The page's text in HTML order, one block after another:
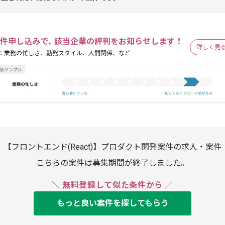
申し込みで､ 該当企業の評判をお知らせします！
業務の忙しさ、勤務スタイル、人間関係、など
詳しく見
【フロントエンド(React)】プロダクト開発案件の求人・案件
こちらの案件は募集期間が終了しました。
＼ 無料登録して似た条件から ／
もっと良い案件を探してもらう